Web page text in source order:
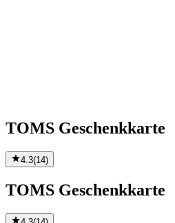
TOMS Geschenkkarte
4.3(14)
TOMS Geschenkkarte